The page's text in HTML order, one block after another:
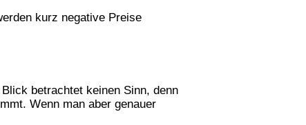
kurz negative Preise
betrachtet keinen Sinn, denn
Wenn man aber genauer